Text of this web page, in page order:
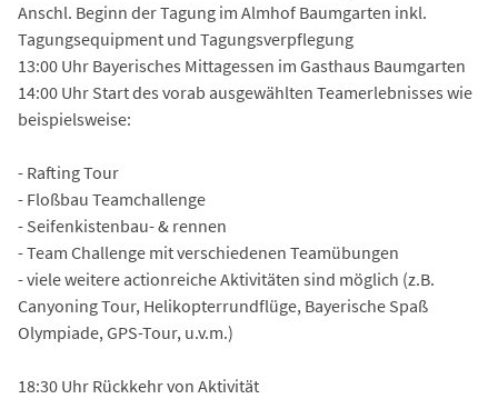
Anschl. Beginn der Tagung im Almhof Baumgarten inkl.
Tagungsequipment und Tagungsverpflegung
13:00 Uhr Bayerisches Mittagessen im Gasthaus Baumgarten
14:00 Uhr Start des vorab ausgewählten Teamerlebnisses wie
beispielsweise:
- Rafting Tour
- Floßbau Teamchallenge
- Seifenkistenbau- & rennen
- Team Challenge mit verschiedenen Teamübungen
- viele weitere actionreiche Aktivitäten sind möglich (z.B.
Canyoning Tour, Helikopterrundflüge, Bayerische Spaß
Olympiade, GPS-Tour, u.v.m.)
18:30 Uhr Rückkehr von Aktivität